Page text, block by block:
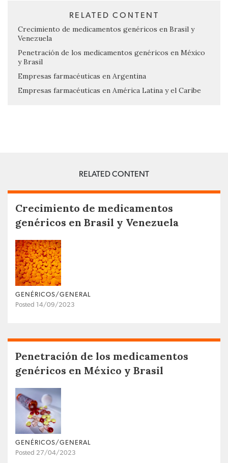
RELATED CONTENT
Crecimiento de medicamentos genéricos en Brasil y
Venezuela
Penetración de los medicamentos genéricos en México
y Brasil
Empresas farmacéuticas en Argentina
Empresas farmacéuticas en América Latina y el Caribe
RELATED CONTENT
Crecimiento de medicamentos
genéricos en Brasil y Venezuela
GENÉRICOS/GENERAL
Posted 14/09/2023
Penetración de los medicamentos
genéricos en México y Brasil
GENÉRICOS/GENERAL
Posted 27/04/2023